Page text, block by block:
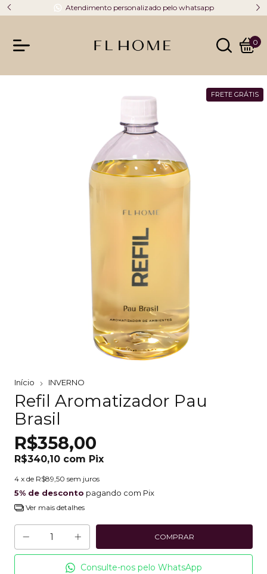
Atendimento personalizado pelo whatsapp
0
FRETE GRÁTIS
Início INVERNO
Refil Aromatizador Pau
Brasil
R$358,00
R$340,10 com Pix
4 x de R$89,50 sem juros
5% de desconto pagando com Pix
Ver mais detalhes
Consulte-nos pelo WhatsApp